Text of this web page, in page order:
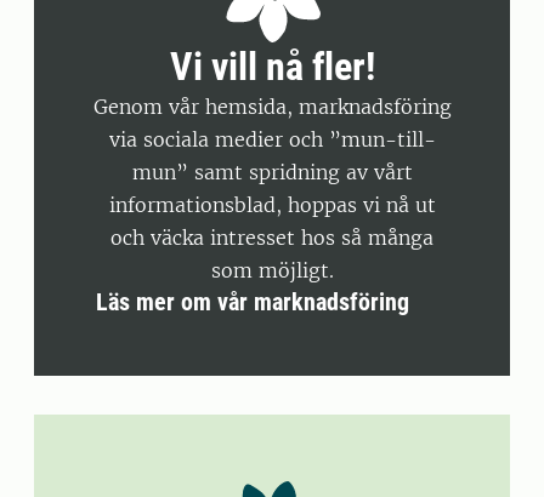
Vi vill nå fler!
Genom vår hemsida, marknadsföring
via sociala medier och ”mun-till-
mun” samt spridning av vårt
informationsblad, hoppas vi nå ut
och väcka intresset hos så många
som möjligt.
Läs mer om vår marknadsföring